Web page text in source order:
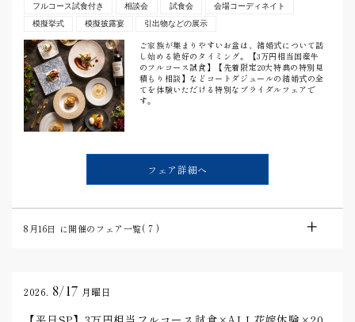
フルコース試食付き 相談会 試食会
会場コーディネイト
模擬挙式
模擬披露宴 引出物などの展示
ご家族が集まりやすいお盆は、結婚式について話
し始める絶好のタイミング。【3万円相当国産牛
のフルコース試食】【先着限定20大特典の特別見
積もり相談】などコートダジュールの結婚式の全
てを体験いただける特別なブライダルフェアで
す。
フェア詳細へ
8月16日 に開催のフェア一覧(7 )
2026. 8/17 月曜日